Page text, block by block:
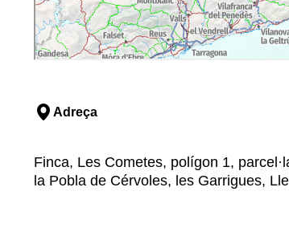
Adreça
Finca, Les Cometes, polígon 1,
la Pobla de Cérvoles, les Garrigues,